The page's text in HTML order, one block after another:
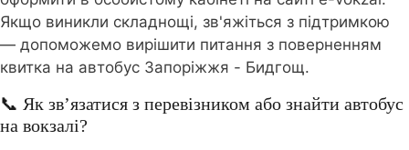
Якщо виникли складнощі, зв'яжіться з підтримкою
— допоможемо вирішити питання з поверненням
квитка на автобус Запоріжжя - Бидгощ.
📞 Як зв’язатися з перевізником або знайти автобус
на вокзалі?